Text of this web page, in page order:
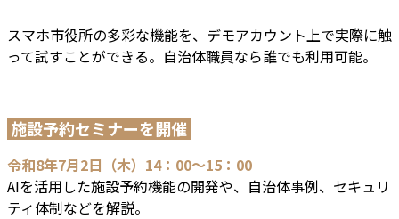
スマホ市役所の多彩な機能を、デモアカウント上で実際に触
って試すことができる。自治体職員なら誰でも利用可能。
施設予約セミナーを開催
令和8年7月2日（木）14：00～15：00
AIを活用した施設予約機能の開発や、自治体事例、セキュリ
ティ体制などを解説。